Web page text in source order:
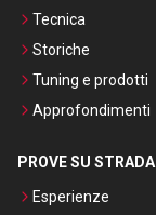
Tecnica
Storiche
Tuning e prodotti
Approfondimenti
PROVE SU STRADA
Esperienze